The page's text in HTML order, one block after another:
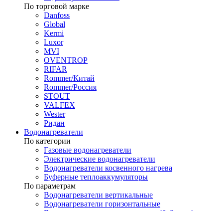
По торговой марке
Danfoss
Global
Kermi
Luxor
MVI
OVENTROP
RIFAR​
Rommer/Китай
Rommer/Россия
STOUT
VALFEX
Wester
Ридан
Водонагреватели
По категории
Газовые водонагреватели
Электрические водонагреватели
Водонагреватели косвенного нагрева
Буферные теплоаккумуляторы
По параметрам
Водонагреватели вертикальные
Водонагреватели горизонтальные